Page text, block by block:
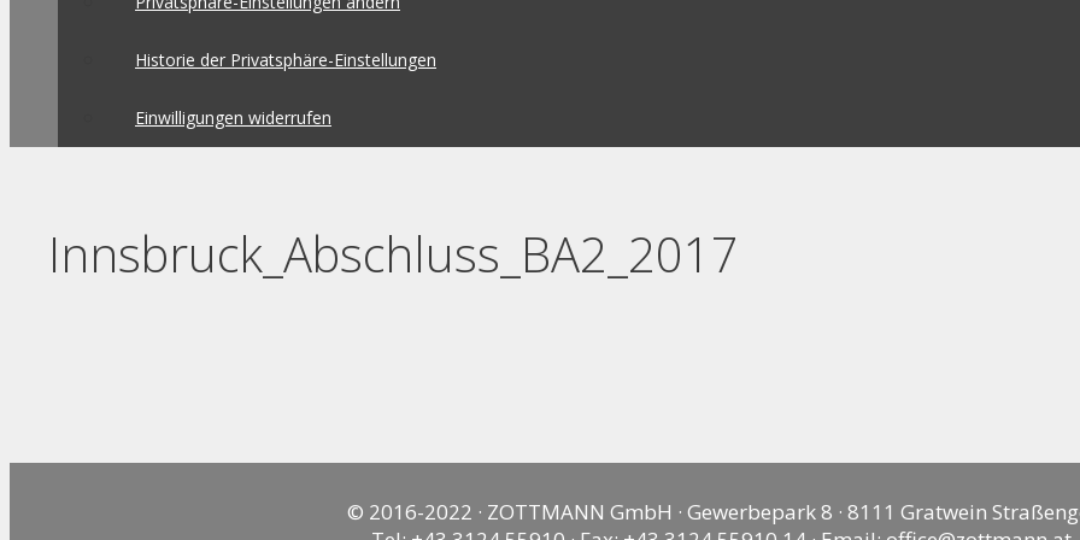
Historie der Privatsphäre-Einstellungen
Einwilligungen widerrufen
Innsbruck_Abschluss_BA2_2017
© 2016-2022 · ZOTTMANN GmbH · Gewerbepark 8 · 8111 Gratwein